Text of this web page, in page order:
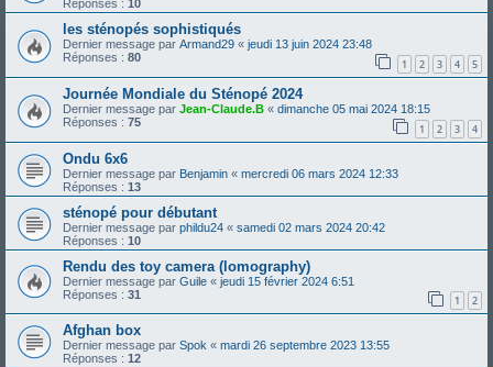
Réponses : 10
les sténopés sophistiqués
Dernier message par Armand29 « jeudi 13 juin 2024 23:48
Réponses : 80 1 2 3 4 5
Journée Mondiale du Sténopé 2024
Dernier message par Jean-Claude.B « dimanche 05 mai 2024 18:15
Réponses : 75 1 2 3 4
Ondu 6x6
Dernier message par Benjamin « mercredi 06 mars 2024 12:33
Réponses : 13
sténopé pour débutant
Dernier message par phildu24 « samedi 02 mars 2024 20:42
Réponses : 10
Rendu des toy camera (lomography)
Dernier message par Guile « jeudi 15 février 2024 6:51
Réponses : 31 1 2
Afghan box
Dernier message par Spok « mardi 26 septembre 2023 13:55
Réponses : 12